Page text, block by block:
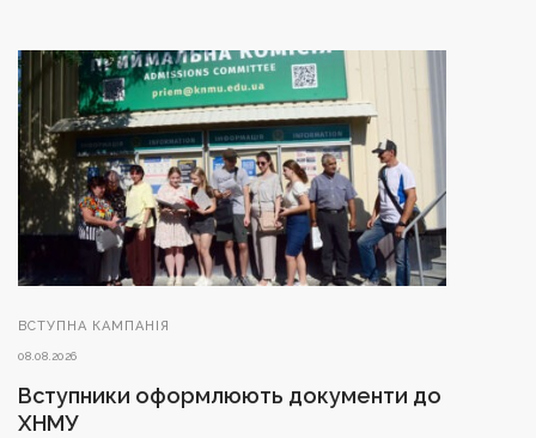
ВСТУПНА КАМПАНІЯ
08.08.2026
Вступники оформлюють документи до
ХНМУ